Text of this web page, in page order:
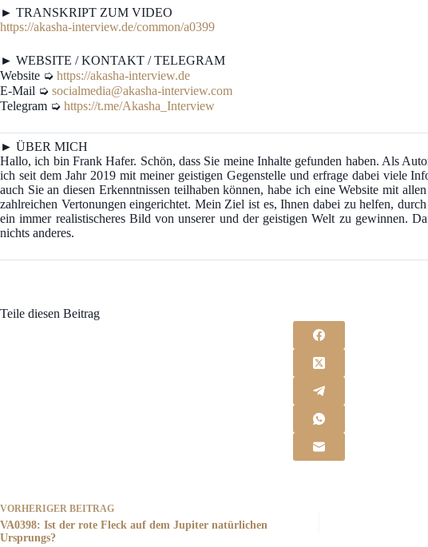
► TRANSKRIPT ZUM VIDEO
https://akasha-interview.de/common/a0399
► WEBSITE / KONTAKT / TELEGRAM
Website ➭ https://akasha-interview.de
E-Mail ➭ socialmedia@akasha-interview.com
Telegram ➭ https://t.me/Akasha_Interview
► ÜBER MICH
Hallo, ich bin Frank Hafer. Schön, dass Sie meine Inhalte gefunden haben. Als
ich seit dem Jahr 2019 mit meiner geistigen Gegenstelle und erfrage dabei viele
auch Sie an diesen Erkenntnissen teilhaben können, habe ich eine Website mit
zahlreichen Vertonungen eingerichtet. Mein Ziel ist es, Ihnen dabei zu helfen,
ein immer realistischeres Bild von unserer und der geistigen Welt zu gewinnen.
nichts anderes.
Teile diesen Beitrag
VORHERIGER BEITRAG
VA0398: Ist der rote Fleck auf dem Jupiter natürlichen
Ursprungs?